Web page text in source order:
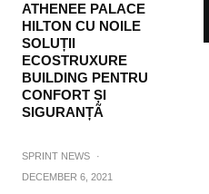
ATHENEE PALACE
HILTON CU NOILE
SOLUȚII
ECOSTRUXURE
BUILDING PENTRU
CONFORT ȘI
SIGURANȚÃ
SPRINT NEWS
·
DECEMBER 6, 2021